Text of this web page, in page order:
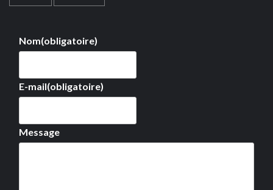
Nom(obligatoire)
E-mail(obligatoire)
Message